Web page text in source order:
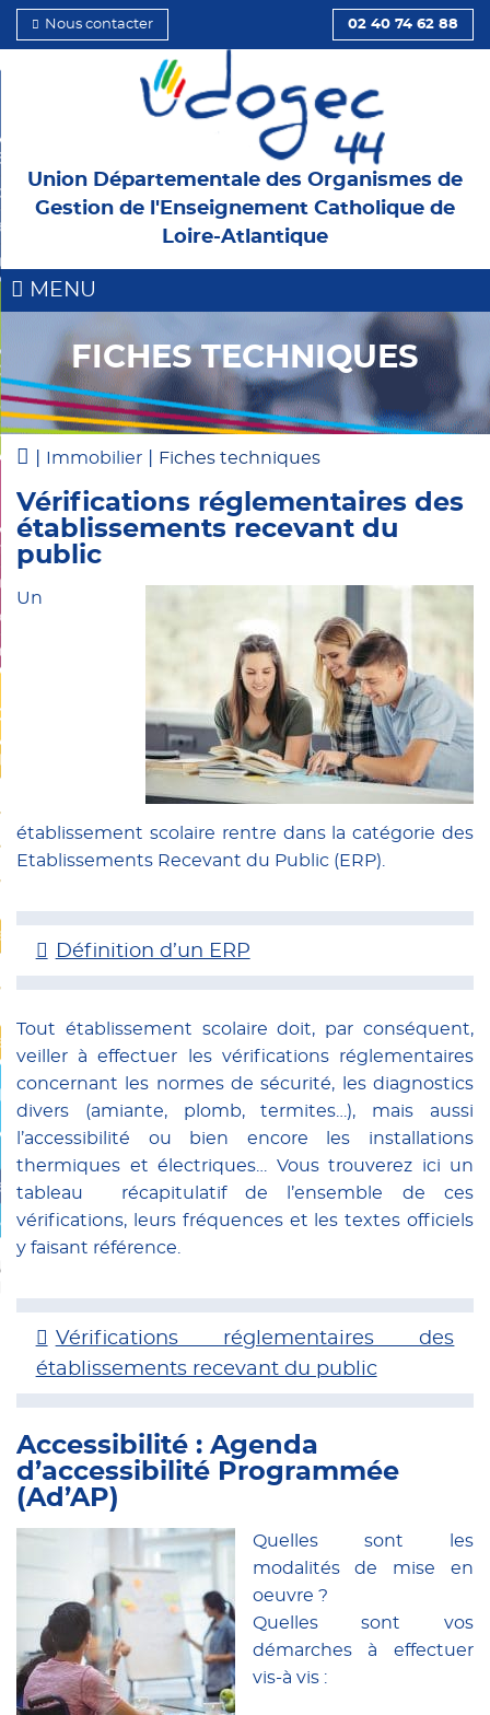
Nous contacter 02 40 74 62 88
Union Départementale des Organismes de
Gestion de l'Enseignement Catholique de
Loire-Atlantique
MENU
et l’Institution
et cotisations
– Paie
personnel
service Social
prévisionnel
dons
FICHES TECHNIQUES
Immobilier Fiches techniques
Vérifications réglementaires des
établissements recevant du
public
Un
établissement scolaire rentre dans la catégorie des
Etablissements Recevant du Public (ERP).
Définition d’un ERP
Tout établissement scolaire doit, par conséquent,
veiller à effectuer les vérifications réglementaires
concernant les normes de sécurité, les diagnostics
divers (amiante, plomb, termites…), mais aussi
l’accessibilité ou bien encore les installations
thermiques et électriques… Vous trouverez ici un
tableau récapitulatif de l’ensemble de ces
vérifications, leurs fréquences et les textes officiels
y faisant référence.
Vérifications réglementaires des
établissements recevant du public
Accessibilité : Agenda
d’accessibilité Programmée
(Ad’AP)
Quelles sont les
modalités de mise en
oeuvre ?
Quelles sont vos
démarches à effectuer
vis-à vis :